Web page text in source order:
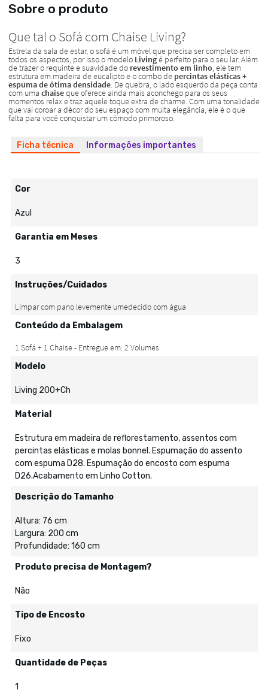
Sobre o produto
Ficha técnica Informações importantes
Cor
Azul
Garantia em Meses
3
Instruções/Cuidados
Conteúdo da Embalagem
Modelo
Living 200+Ch
Material
Estrutura em madeira de reflorestamento, assentos com
percintas elásticas e molas bonnel. Espumação do assento
com espuma D28. Espumação do encosto com espuma
D26.Acabamento em Linho Cotton.
Descrição do Tamanho
Altura: 76 cm
Largura: 200 cm
Profundidade: 160 cm
Produto precisa de Montagem?
Não
Tipo de Encosto
Fixo
Quantidade de Peças
1